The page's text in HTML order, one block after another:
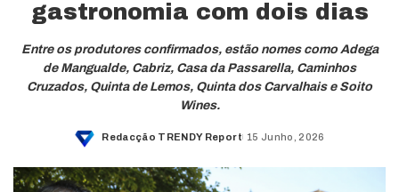
gastronomia com dois dias
Entre os produtores confirmados, estão nomes como Adega
de Mangualde, Cabriz, Casa da Passarella, Caminhos
Cruzados, Quinta de Lemos, Quinta dos Carvalhais e Soito
Wines.
Posted
Redacção TRENDY Report 15 Junho, 2026